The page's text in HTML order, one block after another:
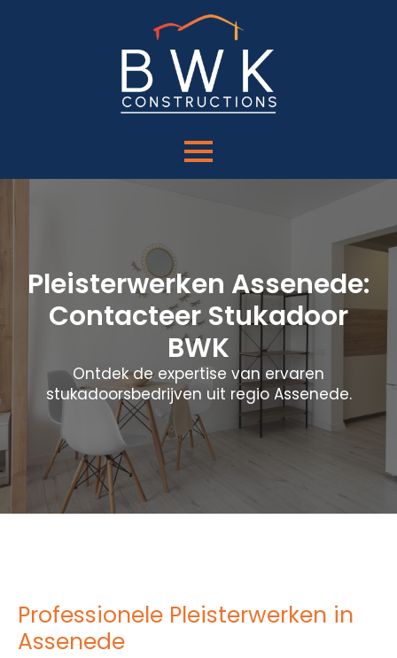
Pleisterwerken Assenede:
Contacteer Stukadoor
BWK
Ontdek de expertise van ervaren
stukadoorsbedrijven uit regio Assenede.
Professionele Pleisterwerken in
Assenede